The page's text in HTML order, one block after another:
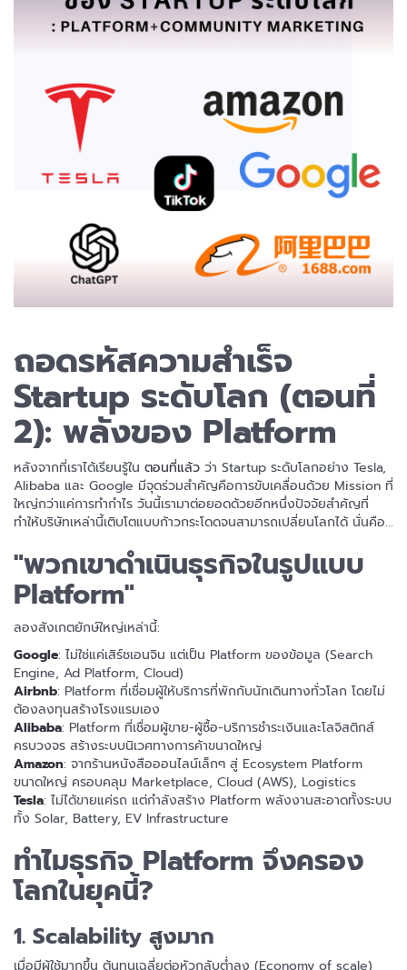
ถอดรหัสความสำเร็จ
Startup ระดับโลก (ตอนที่
2): พลังของ Platform
หลังจากที่เราได้เรียนรู้ใน ตอนที่แล้ว ว่า Startup ระดับโลกอย่าง Tesla,
Alibaba และ Google มีจุดร่วมสำคัญคือการขับเคลื่อนด้วย Mission ที่
ใหญ่กว่าแค่การทำกำไร วันนี้เรามาต่อยอดด้วยอีกหนึ่งปัจจัยสำคัญที่
ทำให้บริษัทเหล่านี้เติบโตแบบก้าวกระโดดจนสามารถเปลี่ยนโลกได้ นั่นคือ...
"พวกเขาดำเนินธุรกิจในรูปแบบ
Platform"
ลองสังเกตยักษ์ใหญ่เหล่านี้:
Google: ไม่ใช่แค่เสิร์ชเอนจิน แต่เป็น Platform ของข้อมูล (Search
Engine, Ad Platform, Cloud)
Airbnb: Platform ที่เชื่อมผู้ให้บริการที่พักกับนักเดินทางทั่วโลก โดยไม่
ต้องลงทุนสร้างโรงแรมเอง
Alibaba: Platform ที่เชื่อมผู้ขาย-ผู้ซื้อ-บริการชำระเงินและโลจิสติกส์
ครบวงจร สร้างระบบนิเวศทางการค้าขนาดใหญ่
Amazon: จากร้านหนังสือออนไลน์เล็กๆ สู่ Ecosystem Platform
ขนาดใหญ่ ครอบคลุม Marketplace, Cloud (AWS), Logistics
Tesla: ไม่ได้ขายแค่รถ แต่กำลังสร้าง Platform พลังงานสะอาดทั้งระบบ
ทั้ง Solar, Battery, EV Infrastructure
ทำไมธุรกิจ Platform จึงครอง
โลกในยุคนี้?
1. Scalability สูงมาก
เมื่อมีผู้ใช้มากขึ้น ต้นทุนเฉลี่ยต่อหัวกลับต่ำลง (Economy of scale)